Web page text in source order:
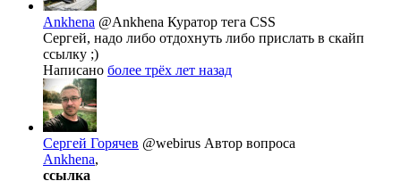
Ankhena @Ankhena Куратор тега CSS
Сергей, надо либо отдохнуть либо прислать в скайп
ссылку ;)
Написано более трёх лет назад
Сергей Горячев @webirus Автор вопроса
Ankhena,
ссылка